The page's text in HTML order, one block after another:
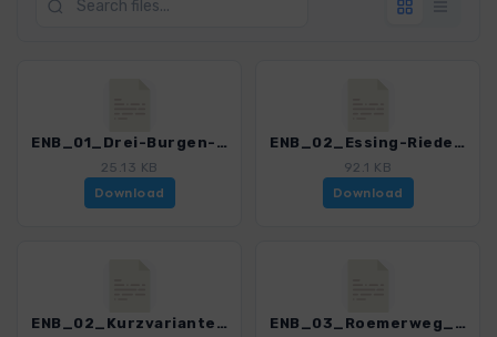
ENB_01_Drei-Burgen-Steig_3191_1.gpx
25.13 KB
Download
ENB_02_Essing-Riedenburg_3191_1.gpx
92.1 KB
Download
ENB_02_Kurzvariante_Essing-Riedenburg_3191_1.gpx ENB_03_Roemerweg_Eining_3191_1.gpx